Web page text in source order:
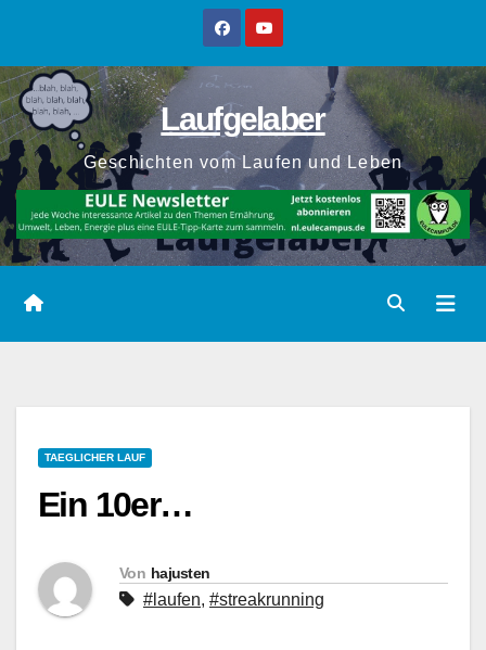
springen
Laufgelaber
Geschichten vom Laufen und Leben
TAEGLICHER LAUF
Ein 10er…
Von hajusten
#laufen, #streakrunning